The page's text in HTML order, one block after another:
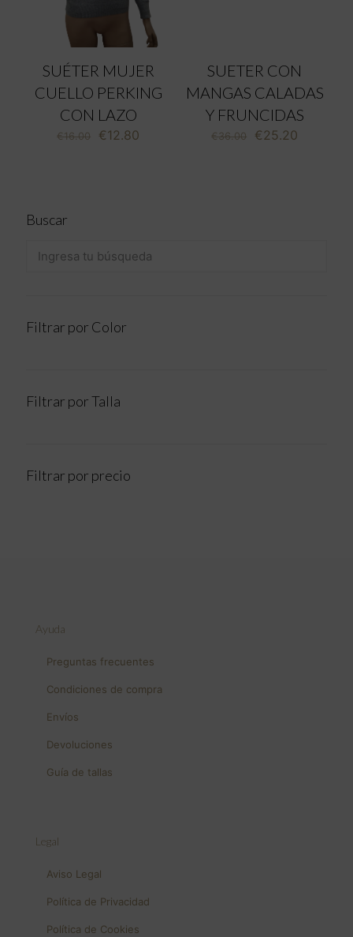
SUÉTER MUJER
CUELLO PERKING
CON LAZO
€16.00
El
€12.80
SUETER CON
MANGAS CALADAS
Y FRUNCIDAS
€36.00
El
€25.20
Buscar
Filtrar por Color
Filtrar por Talla
Filtrar por precio
Ayuda
Preguntas frecuentes
Condiciones de compra
Envíos
Devoluciones
Guía de tallas
Legal
Aviso Legal
Política de Privacidad
Política de Cookies